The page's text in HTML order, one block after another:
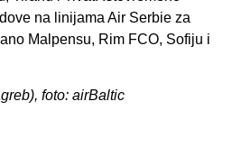
na linijama Air Serbie za
Malpensu, Rim FCO, Sofiju i
foto: airBaltic